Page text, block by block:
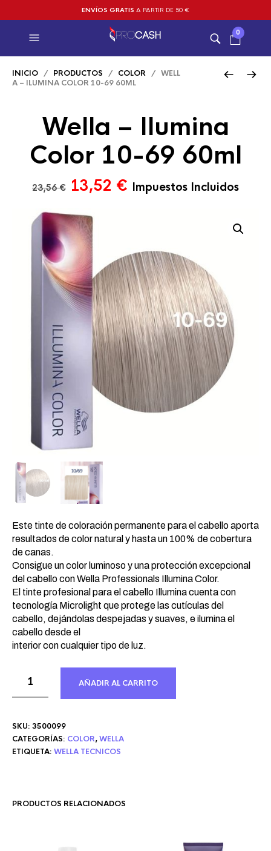
ENVÍOS GRATIS A PARTIR DE 50 €
0
INICIO / PRODUCTOS / COLOR / WELL
A – ILUMINA COLOR 10-69 60ML
Wella – Ilumina
Color 10-69 60ml
23,56€ El
original
era:
23,56 €.
13,52 € El
precio
Impuestos Incluidos
Este tinte de coloración permanente para el cabello aporta
resultados de color natural y hasta un 100% de cobertura
de canas.
Consigue un color luminoso y una protección excepcional
del cabello con Wella Professionals Illumina Color.
El tinte profesional para el cabello Illumina cuenta con
tecnología Microlight que protege las cutículas del
cabello, dejándolas despejadas y suaves, e ilumina el
cabello desde el
interior con cualquier tipo de luz.
AÑADIR AL CARRITO
SKU: 3500099
CATEGORÍAS: COLOR,WELLA
ETIQUETA: WELLA TECNICOS
PRODUCTOS RELACIONADOS